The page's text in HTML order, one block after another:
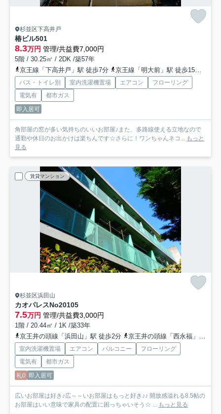
杉並区下高井戸
椿ビル501
8.3万円 管理/共益費7,000円
5階 / 30.25㎡ / 2DK /築57年
京王線「下高井戸」駅 徒歩7分
京王線「明大前」駅 徒歩15分
バス・トイレ別 室内洗濯機置場 エアコン
フローリング
電気有
都市ガス
即入居可
角部屋の窓が多い気持ちのいいお部屋♪また、多路線使える立地なので
通勤や休日のお出かけは楽ちんです☆さらに！ワンちゃんネコ...
もっと
見る
賃貸マンション
杉並区浜田山
カオパレスNo20105
7.5万円 管理/共益費3,000円
1階 / 20.44㎡ / 1K /築33年
京王井の頭線「浜田山」駅 徒歩2分
京王井の頭線「西永福」駅 徒歩14分
室内洗濯機置場 エアコン バルコニー
フローリング
電気有
都市ガス
礼0 即入居可
広いお部屋は好き♪広～～いお部屋はもっと好き♪♪ 開放感溢れる8.5帖の
お部屋はいい意味で家具の配置に困っちゃいそう☆ ...
もっと見る